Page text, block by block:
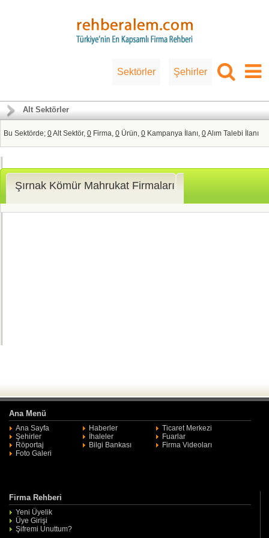
Sektörler Şehirler
Alt Sektörler
Bu Sektörde; 0Alt Sektör, 0 Firma, 0 Ürün, 0 Kampanya İlanı, 0Alım Talebi İlanı
Şırnak Kömür Mahrukat Firmaları
Ana Menü
Ana Sayfa Haberler
Ticaret Merkezi
Şehirler
İhaleler
Fuarlar
Röportaj
Bilgi Bankası
Firma Videoları
Foto Galeri
Firma Rehberi
Yeni Üyelik
Üye Girişi
Şifremi Unuttum?